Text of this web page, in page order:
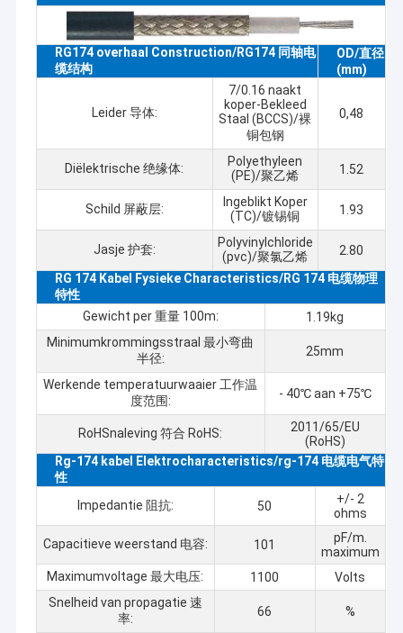
RG174 overhaal Construction/RG174 同轴电
缆结构
OD/直径
(mm)
Leider 导体:
7/0.16 naakt
koper-Bekleed
Staal (BCCS)/裸
铜包钢
0,48
Diëlektrische 绝缘体:
Polyethyleen
(PE)/聚乙烯
1.52
Schild 屏蔽层:
Ingeblikt Koper
(TC)/镀锡铜
1.93
Jasje 护套:
Polyvinylchloride
(pvc)/聚氯乙烯
2.80
RG 174 Kabel Fysieke Characteristics/RG 174 电缆物理
特性
Gewicht per 重量 100m:
1.19kg
Minimumkrommingsstraal 最小弯曲
半径:
25mm
Werkende temperatuurwaaier 工作温
度范围:
- 40℃ aan +75℃
RoHSnaleving 符合 RoHS:
2011/65/EU
(RoHS)
Rg-174 kabel Elektrocharacteristics/rg-174 电缆电气特
性
Impedantie 阻抗:
50
+/- 2
ohms
Capacitieve weerstand 电容: 101
pF/m.
maximum
Maximumvoltage 最大电压:
1100
Volts
Snelheid van propagatie 速
率:
66 %